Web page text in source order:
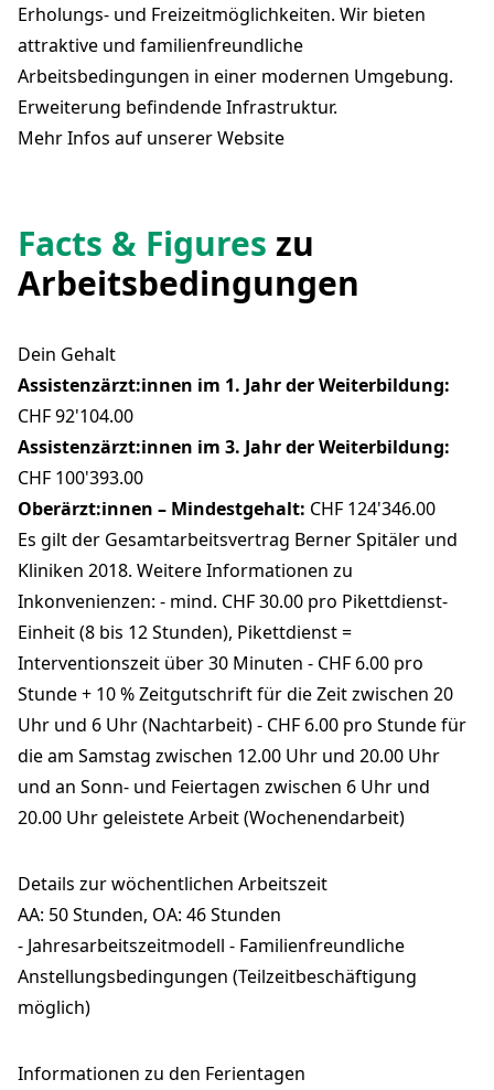
Erholungs- und Freizeitmöglichkeiten. Wir bieten
attraktive und familienfreundliche
Arbeitsbedingungen in einer modernen Umgebung.
Erweiterung befindende Infrastruktur.
Mehr Infos auf unserer Website
Facts & Figures zu
Arbeitsbedingungen
Dein Gehalt
Assistenzärzt:innen im 1. Jahr der Weiterbildung:
CHF 92'104.00
Assistenzärzt:innen im 3. Jahr der Weiterbildung:
CHF 100'393.00
Oberärzt:innen – Mindestgehalt: CHF 124'346.00
Es gilt der Gesamtarbeitsvertrag Berner Spitäler und
Kliniken 2018. Weitere Informationen zu
Inkonvenienzen: - mind. CHF 30.00 pro Pikettdienst-
Einheit (8 bis 12 Stunden), Pikettdienst =
Interventionszeit über 30 Minuten - CHF 6.00 pro
Stunde + 10 % Zeitgutschrift für die Zeit zwischen 20
Uhr und 6 Uhr (Nachtarbeit) - CHF 6.00 pro Stunde für
die am Samstag zwischen 12.00 Uhr und 20.00 Uhr
und an Sonn- und Feiertagen zwischen 6 Uhr und
20.00 Uhr geleistete Arbeit (Wochenendarbeit)
Details zur wöchentlichen Arbeitszeit
AA: 50 Stunden, OA: 46 Stunden
- Jahresarbeitszeitmodell - Familienfreundliche
Anstellungsbedingungen (Teilzeitbeschäftigung
möglich)
Informationen zu den Ferientagen